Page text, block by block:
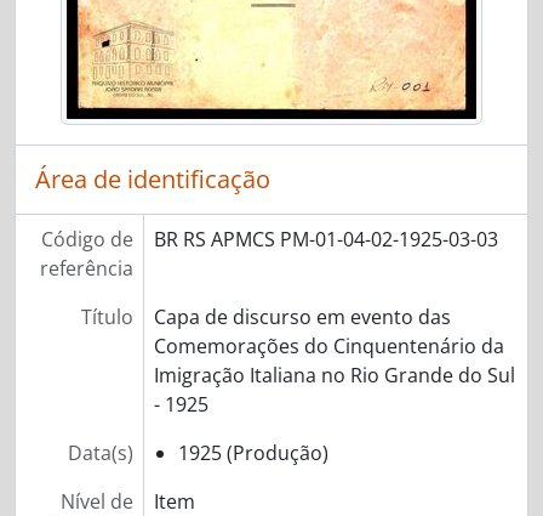
Área de identificação
Código de
referência
BR RS APMCS PM-01-04-02-1925-03-03
Título
Capa de discurso em evento das
Comemorações do Cinquentenário da
Imigração Italiana no Rio Grande do Sul
- 1925
Data(s)
1925 (Produção)
Nível de
Item